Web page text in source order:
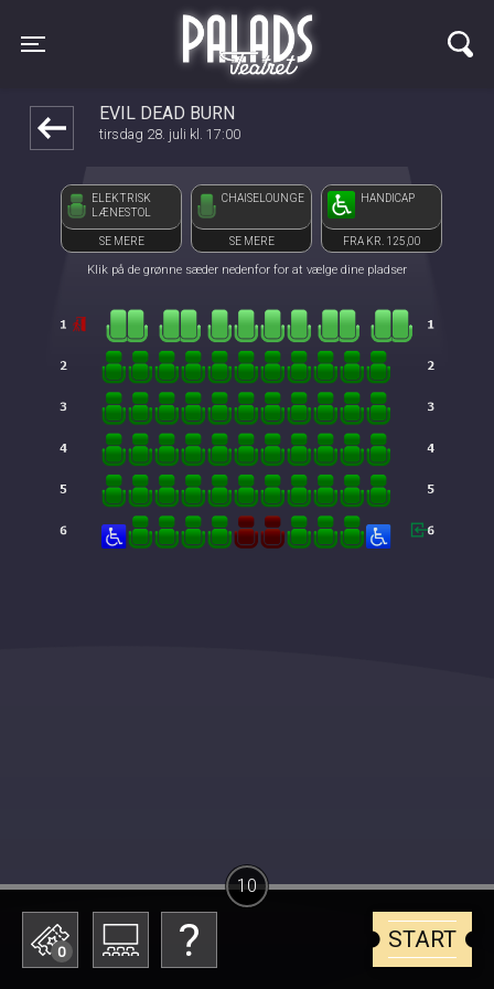
Toggle navigation
Palads Teatret
EVIL DEAD BURN
tirsdag 28. juli kl. 17:00
ELEKTRISK
LÆNESTOL
SE MERE
CHAISELOUNGE
SE MERE
HANDICAP
FRA KR. 125,00
Klik på de grønne sæder nedenfor for at vælge dine pladser
0 START
10
1step-front02 083103